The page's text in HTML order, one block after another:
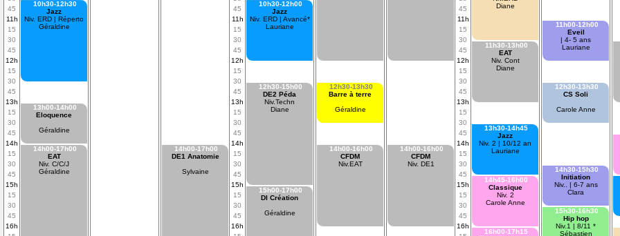
45
11h
15
30
45
12h
15
30
45
13h
15
30
45
14h
15
30
45
15h
15
30
45
16h
10h30-12h30
Jazz
Niv. ERD | Réperto
Géraldine
13h00-14h00
Eloquence
Géraldine
14h00-17h00
EAT
Niv. C/C/J
Géraldine
14h00-17h00
DE1 Anatomie
Sylvaine
45
11h
15
30
45
12h
15
30
45
13h
15
30
45
14h
15
30
45
15h
15
30
45
16h
10h30-12h00
Jazz
Niv. ERD | Avancé*
Lauriane
12h30-15h00
DE2 Péda
Niv.Techn
Diane
15h00-17h00
DI Création
Géraldine
12h30-13h30
Barre à terre
Géraldine
14h00-16h00
CFDM
Niv.EAT
14h00-16h00
CFDM
Niv. DE1
45
11h
15
30
45
12h
15
30
45
13h
15
30
45
14h
15
30
45
15h
15
30
45
16h
Diane
11h30-13h00
EAT
Niv. Cont
Diane
13h30-14h45
Jazz
Niv. 2 | 10/12 an
Lauriane
14h45-16h00
Classique
Niv. 2
Carole Anne
16h00-17h15
11h00-12h00
Eveil
| 4- 5 ans
Lauriane
12h30-13h30
CS Soli
Carole Anne
14h30-15h30
Initiation
Niv.. | 6-7 ans
Clara
15h30-16h30
Hip hop
Niv.1 | 8/11 *
Sébastien